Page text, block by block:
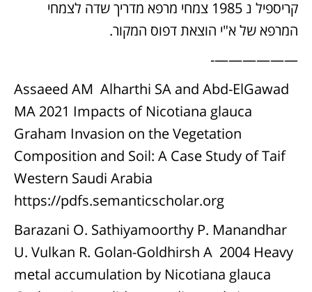
קריספיל נ 1985 צמחי מרפא מדריך שדה לצמחי
המרפא של א"י הוצאת דפוס המקור.
——————-
Assaeed AM Alharthi SA and Abd-ElGawad
MA 2021 Impacts of Nicotiana glauca
Graham Invasion on the Vegetation
Composition and Soil: A Case Study of Taif
Western Saudi Arabia
https://pdfs.semanticscholar.org
Barazani O. Sathiyamoorthy P. Manandhar
U. Vulkan R. Golan-Goldhirsh A 2004 Heavy
metal accumulation by Nicotiana glauca